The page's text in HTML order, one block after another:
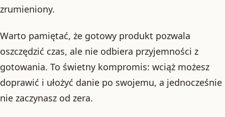
zrumieniony.
Warto pamiętać, że gotowy produkt pozwala
oszczędzić czas, ale nie odbiera przyjemności z
gotowania. To świetny kompromis: wciąż możesz
doprawić i ułożyć danie po swojemu, a jednocześnie
nie zaczynasz od zera.